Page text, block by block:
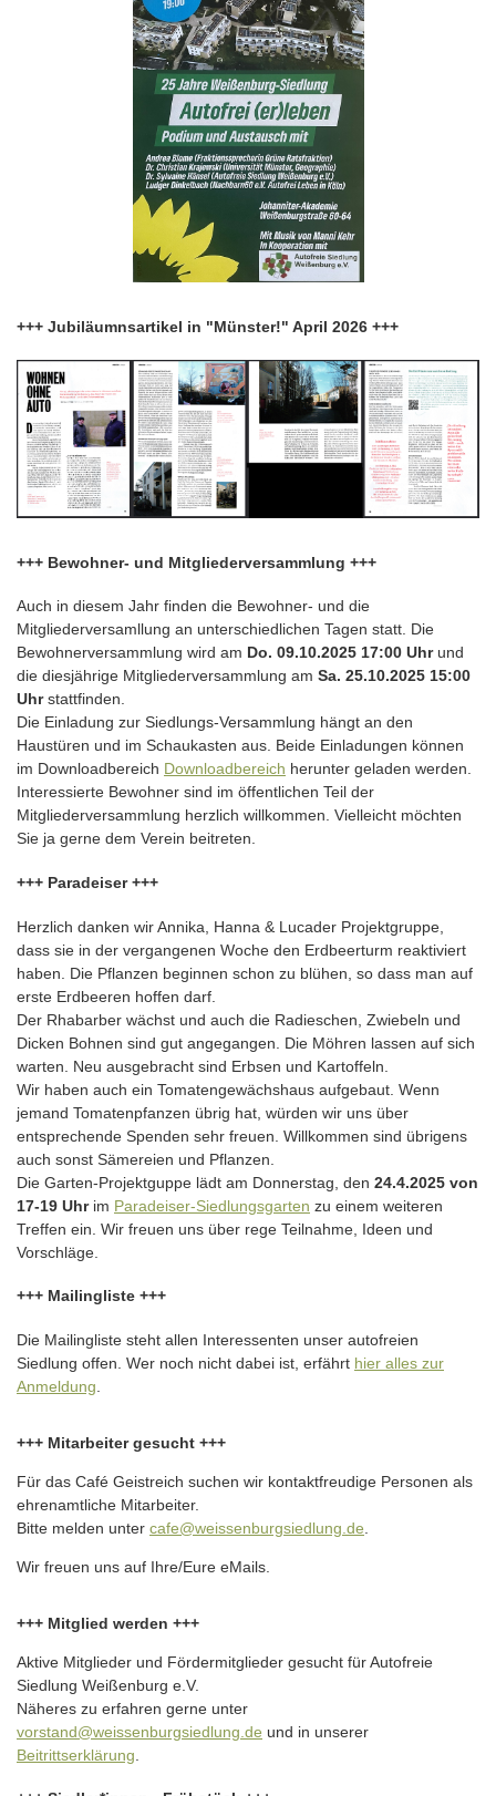
+++ Jubiläumnsartikel in "Münster!" April 2026 +++
+++ Bewohner- und Mitgliederversammlung +++
Auch in diesem Jahr finden die Bewohner- und die
Mitgliederversamllung an unterschiedlichen Tagen statt. Die
Bewohnerversammlung wird am Do. 09.10.2025 17:00 Uhrund
die diesjährige Mitgliederversammlung am Sa. 25.10.2025 15:00
Uhrstattfinden.
Die Einladung zur Siedlungs-Versammlung hängt an den
Haustüren und im Schaukasten aus. Beide Einladungen können
im Downloadbereich Downloadbereich herunter geladen werden.
Interessierte Bewohner sind im öffentlichen Teil der
Mitgliederversammlung herzlich willkommen. Vielleicht möchten
Sie ja gerne dem Verein beitreten.
+++ Paradeiser +++
Herzlich danken wir Annika, Hanna & Lucader Projektgruppe,
dass sie in der vergangenen Woche den Erdbeerturm reaktiviert
haben. Die Pflanzen beginnen schon zu blühen, so dass man auf
erste Erdbeeren hoffen darf.
Der Rhabarber wächst und auch die Radieschen, Zwiebeln und
Dicken Bohnen sind gut angegangen. Die Möhren lassen auf sich
warten. Neu ausgebracht sind Erbsen und Kartoffeln.
Wir haben auch ein Tomatengewächshaus aufgebaut. Wenn
jemand Tomatenpfanzen übrig hat, würden wir uns über
entsprechende Spenden sehr freuen. Willkommen sind übrigens
auch sonst Sämereien und Pflanzen.
Die Garten-Projektguppe lädt am Donnerstag, den 24.4.2025 von
17-19 Uhrim Paradeiser-Siedlungsgarten zu einem weiteren
Treffen ein. Wir freuen uns über rege Teilnahme, Ideen und
Vorschläge.
+++ Mailingliste +++
Die Mailingliste steht allen Interessenten unser autofreien
Siedlung offen. Wer noch nicht dabei ist, erfährt hier alles zur
Anmeldung
+++ Mitarbeiter gesucht +++
Für das Café Geistreich suchen wir kontaktfreudige Personen als
ehrenamtliche Mitarbeiter.
Bitte melden unter cafe@weissenburgsiedlung.de
Wir freuen uns auf Ihre/Eure eMails.
+++ Mitglied werden +++
Aktive Mitglieder und Fördermitglieder gesucht für Autofreie
Siedlung Weißenburg e.V.
Näheres zu erfahren gerne unter
vorstand@weissenburgsiedlung.de und in unserer
Beitrittserklärung